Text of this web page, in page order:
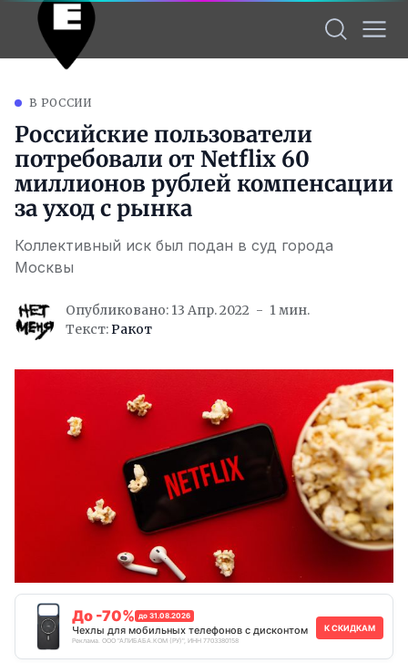
В РОССИИ
Российские пользователи
потребовали от Netflix 60
миллионов рублей компенсации
за уход с рынка
Коллективный иск был подан в суд города
Москвы
Опубликовано: 13 Апр. 2022
1 мин.
Текст:Ракот
До -70% до 31.08.2026
Чехлы для мобильных телефонов с дисконтом
Реклама. ООО "АЛИБАБА.КОМ (РУ)", ИНН 7703380158
К СКИДКАМ